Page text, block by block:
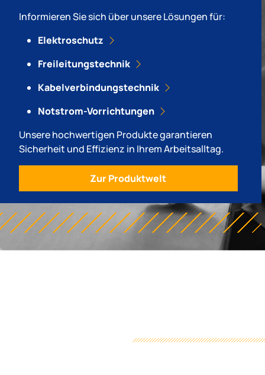
Informieren Sie sich über unsere Lösungen für:
Elektroschutz
Freileitungstechnik
Kabelverbindungstechnik
Notstrom-Vorrichtungen
Unsere hochwertigen Produkte garantieren
Sicherheit und Effizienz in Ihrem Arbeitsalltag.
Zur Produktwelt